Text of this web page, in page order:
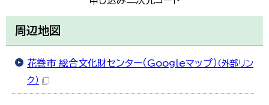
周辺地図
花巻市 総合文化財センター（Googleマップ） （外部リン
ク）